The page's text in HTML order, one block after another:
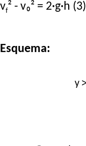
vf² - v₀² = 2·g·h (3)
Esquema: